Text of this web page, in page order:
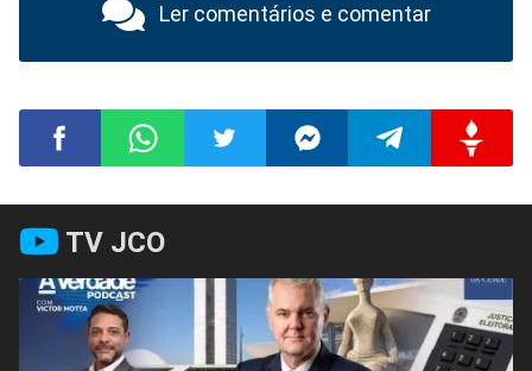
Ler comentários e comentar
Compartilhar
no
Facebook
no
Whatsapp
no
Twitter
no
Messenger
no
Telegram
no
Gettr
TV JCO